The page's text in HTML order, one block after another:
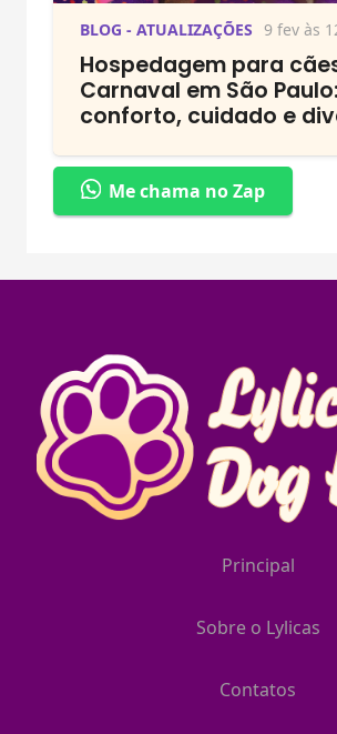
BLOG - ATUALIZAÇÕES 9 fev às
Hospedagem para
Carnaval em São Paulo:
conforto, cuidado e
Me chama no Zap
Principal
Sobre o Lylicas
Contatos